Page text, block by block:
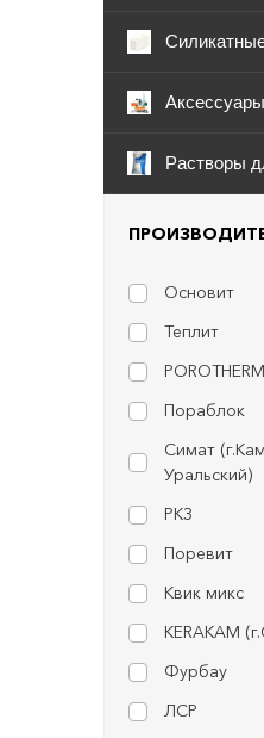
Аксессуары
Растворы
Основит
Теплит
POROTHERM
Пораблок
Симат
Уральский)
РКЗ
Поревит
Квик микс
KERAKAM
Фурбау
ЛСР